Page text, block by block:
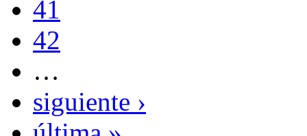
41
42
…
siguiente ›